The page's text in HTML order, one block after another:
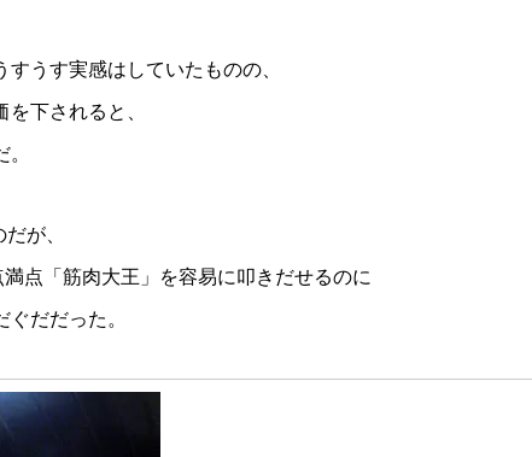
うす実感はしていたものの、
下されると、
が、
点「筋肉大王」を容易に叩きだせるのに
だだった。